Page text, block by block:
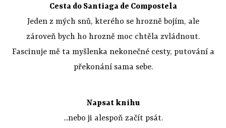
Cesta do Santiaga de Compostela
Jeden z mých snů, kterého se hrozně bojím, ale
zároveň bych ho hrozně moc chtěla zvládnout.
Fascinuje mě ta myšlenka nekonečné cesty, putování a
překonání sama sebe.
Napsat knihu
...nebo ji alespoň začít psát.